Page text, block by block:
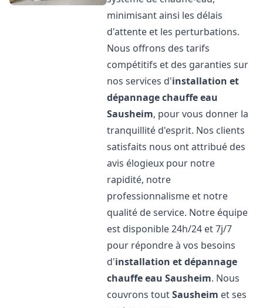
minimisant ainsi les délais
d'attente et les perturbations.
Nous offrons des tarifs
compétitifs et des garanties sur
nos services d'installation et
dépannage chauffe eau
Sausheim, pour vous donner la
tranquillité d'esprit. Nos clients
satisfaits nous ont attribué des
avis élogieux pour notre
rapidité, notre
professionnalisme et notre
qualité de service. Notre équipe
est disponible 24h/24 et 7j/7
pour répondre à vos besoins
d'installation et dépannage
chauffe eau Sausheim. Nous
couvrons toutSausheim et ses